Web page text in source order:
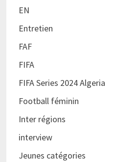
EN
Entretien
FAF
FIFA
FIFA Series 2024 Algeria
Football féminin
Inter régions
interview
Jeunes catégories